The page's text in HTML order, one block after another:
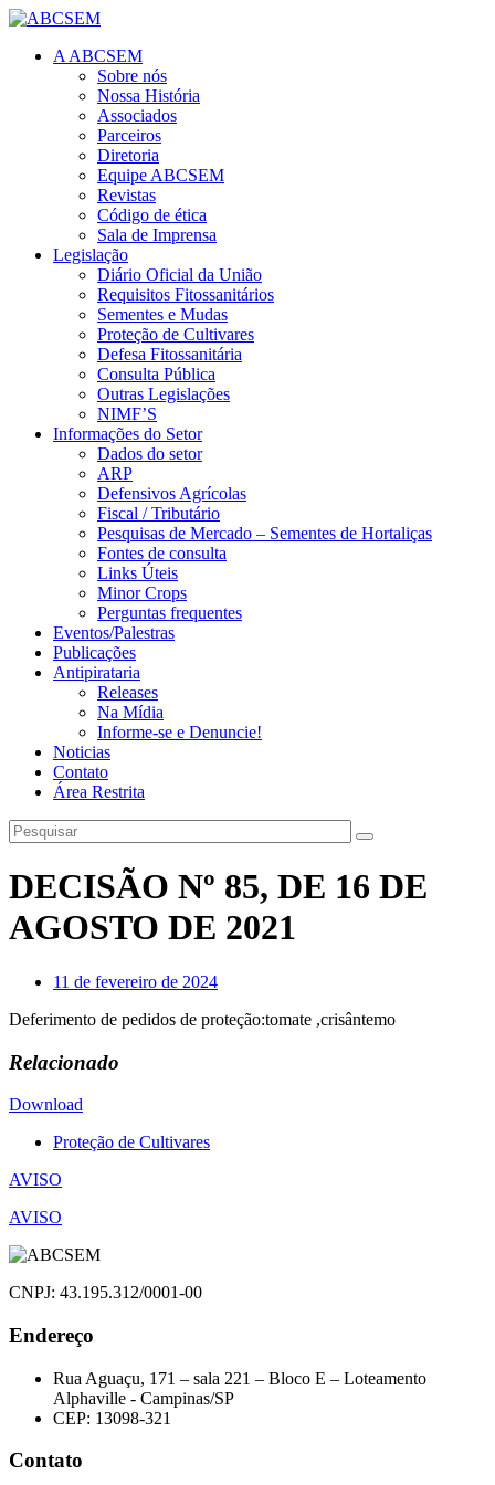
A ABCSEM
Sobre nós
Nossa História
Associados
Parceiros
Diretoria
Equipe ABCSEM
Revistas
Código de ética
Sala de Imprensa
Legislação
Diário Oficial da União
Requisitos Fitossanitários
Sementes e Mudas
Proteção de Cultivares
Defesa Fitossanitária
Consulta Pública
Outras Legislações
NIMF’S
Informações do Setor
Dados do setor
ARP
Defensivos Agrícolas
Fiscal / Tributário
Pesquisas de Mercado – Sementes de Hortaliças
Fontes de consulta
Links Úteis
Minor Crops
Perguntas frequentes
Eventos/Palestras
Publicações
Antipirataria
Releases
Na Mídia
Informe-se e Denuncie!
Noticias
Contato
Área Restrita
DECISÃO Nº 85, DE 16 DE
AGOSTO DE 2021
11 de fevereiro de 2024
Deferimento de pedidos de proteção:tomate ,crisântemo
Relacionado
Download
Proteção de Cultivares
Navegação
de
Post
AVISO
AVISO
CNPJ: 43.195.312/0001-00
Endereço
Rua Aguaçu, 171 – sala 221 – Bloco E – Loteamento
Alphaville - Campinas/SP
CEP: 13098-321
Contato